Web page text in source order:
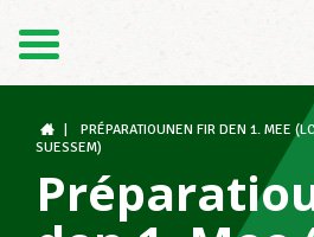
FR
Der LCGB
PRÉPARATIOUNEN FIR DEN 1. MEE
SUESSEM)